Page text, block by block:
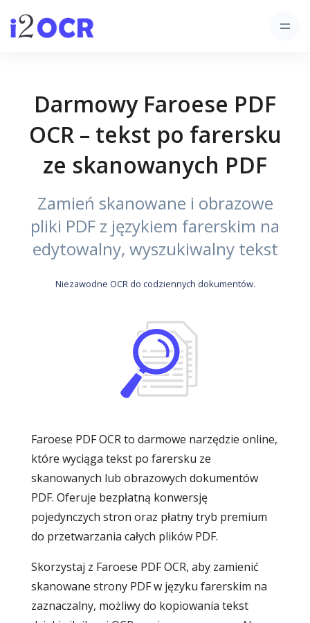
Darmowy Faroese PDF
OCR – tekst po farersku
ze skanowanych PDF
Zamień skanowane i obrazowe
pliki PDF z językiem farerskim na
edytowalny, wyszukiwalny tekst
Niezawodne OCR do codziennych dokumentów.
Faroese PDF OCR to darmowe narzędzie online,
które wyciąga tekst po farersku ze
skanowanych lub obrazowych dokumentów
PDF. Oferuje bezpłatną konwersję
pojedynczych stron oraz płatny tryb premium
do przetwarzania całych plików PDF.
Skorzystaj z Faroese PDF OCR, aby zamienić
skanowane strony PDF w języku farerskim na
zaznaczalny, możliwy do kopiowania tekst